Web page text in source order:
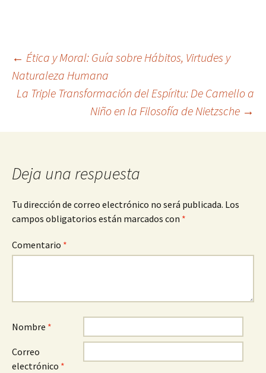
Navegación
de
entradas
← Ética y Moral: Guía sobre Hábitos, Virtudes y
Naturaleza Humana
La Triple Transformación del Espíritu: De Camello a
Niño en la Filosofía de Nietzsche →
Deja una respuesta
Tu dirección de correo electrónico no será publicada. Los
campos obligatorios están marcados con *
Comentario *
Nombre *
Correo
electrónico *